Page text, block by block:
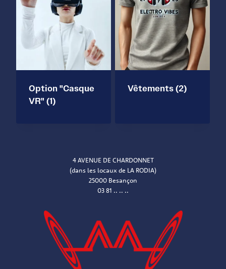
Option "Casque
VR" (1)
Vêtements(2)
4 AVENUE DE CHARDONNET
(dans les locaux de LA RODIA)
25000 Besançon
03 81 .. .. ..